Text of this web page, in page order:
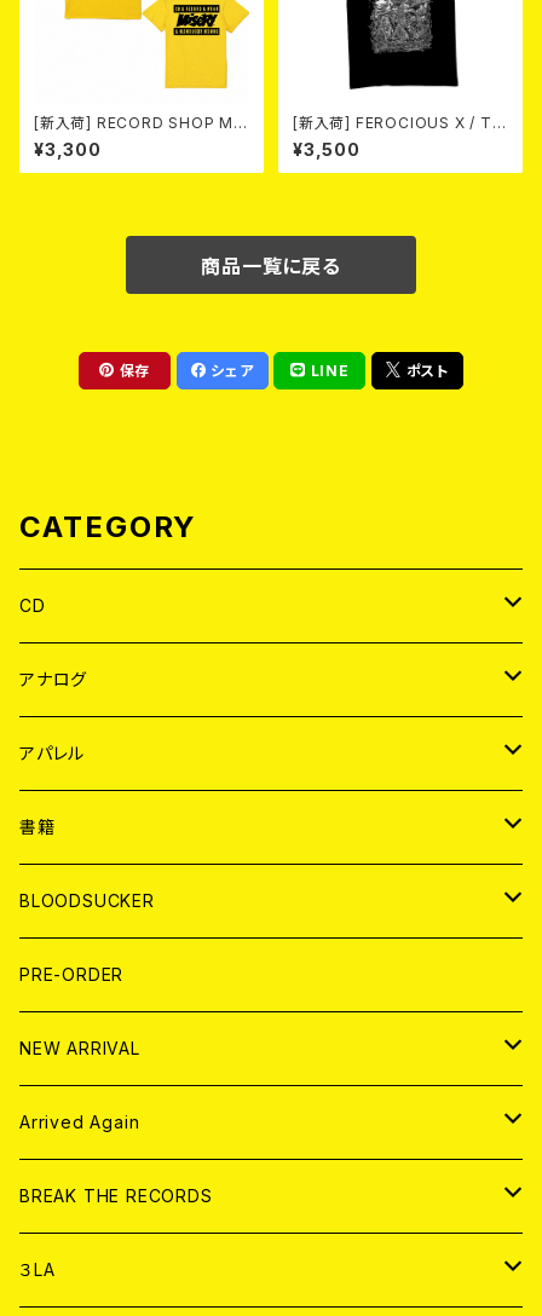
[新入荷] RECORD SHOP MIS
ERY / 33th anniversary T-s
hirts (yellow ①)
¥3,300
[新入荷] FEROCIOUS X / T S
HIRT
¥3,500
商品一覧に戻る
保存 シェア LINE ポスト
CATEGORY
CD
JAPAN
WORLD
アナログ
JAPAN
７EP
LP
WORLD
7EP
LP
アパレル
JAPAN
T-shirt
HOOD
WORLD
T-shirt
HOOD
書籍
MAGAZINE
BOLLOCKS
EL ZINE
写真集 (PHOTOBOOK)
BLOODSUCKER
CD
アナログ
アパレル
書籍
DIGITAL CONTENTS
PRE-ORDER
NEW ARRIVAL
CD
アナログ
Arrived Again
CD
アナログ
BREAK THE RECORDS
CD
３LA